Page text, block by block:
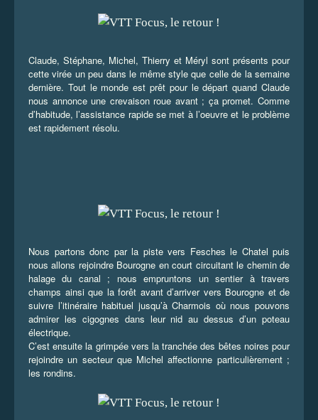
Claude, Stéphane, Michel, Thierry et Méryl sont présents pour
cette virée un peu dans le même style que celle de la semaine
dernière. Tout le monde est prêt pour le départ quand Claude
nous annonce une crevaison roue avant ; ça promet. Comme
d’habitude, l’assistance rapide se met à l’oeuvre et le problème
est rapidement résolu.
Nous partons donc par la piste vers Fesches le Chatel puis
nous allons rejoindre Bourogne en court circuitant le chemin de
halage du canal ; nous empruntons un sentier à travers
champs ainsi que la forêt avant d’arriver vers Bourogne et de
suivre l’itinéraire habituel jusqu’à Charmois où nous pouvons
admirer les cigognes dans leur nid au dessus d’un poteau
électrique.
C’est ensuite la grimpée vers la tranchée des bêtes noires pour
rejoindre un secteur que Michel affectionne particulièrement ;
les rondins.